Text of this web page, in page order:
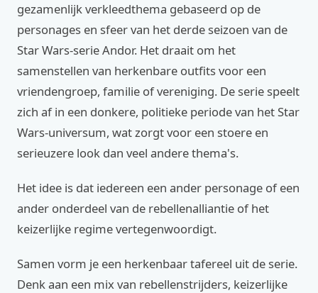
gezamenlijk verkleedthema gebaseerd op de
personages en sfeer van het derde seizoen van de
Star Wars-serie Andor. Het draait om het
samenstellen van herkenbare outfits voor een
vriendengroep, familie of vereniging. De serie speelt
zich af in een donkere, politieke periode van het Star
Wars-universum, wat zorgt voor een stoere en
serieuzere look dan veel andere thema's.
Het idee is dat iedereen een ander personage of een
ander onderdeel van de rebellenalliantie of het
keizerlijke regime vertegenwoordigt.
Samen vorm je een herkenbaar tafereel uit de serie.
Denk aan een mix van rebellenstrijders, keizerlijke